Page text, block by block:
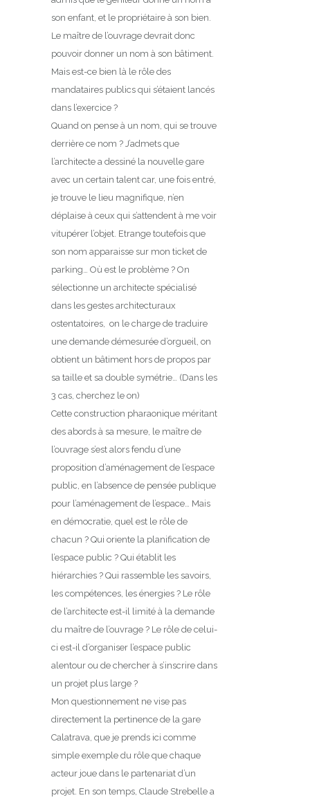
son enfant, et le propriétaire à son bien.
Le maître de l’ouvrage devrait donc
pouvoir donner un nom à son bâtiment.
Mais est-ce bien là le rôle des
mandataires publics qui s’étaient lancés
dans l’exercice ?
Quand on pense à un nom, qui se trouve
derrière ce nom ? J’admets que
l’architecte a dessiné la nouvelle gare
avec un certain talent car, une fois entré,
je trouve le lieu magnifique, n’en
déplaise à ceux qui s’attendent à me voir
vitupérer l’objet. Etrange toutefois que
son nom apparaisse sur mon ticket de
parking… Où est le problème ? On
sélectionne un architecte spécialisé
dans les gestes architecturaux
ostentatoires, on le charge de traduire
une demande démesurée d’orgueil, on
obtient un bâtiment hors de propos par
sa taille et sa double symétrie… (Dans les
3 cas, cherchez le on)
Cette construction pharaonique méritant
des abords à sa mesure, le maître de
l’ouvrage s’est alors fendu d’une
proposition d’aménagement de l’espace
public, en l’absence de pensée publique
pour l’aménagement de l’espace… Mais
en démocratie, quel est le rôle de
chacun ? Qui oriente la planification de
l’espace public ? Qui établit les
hiérarchies ? Qui rassemble les savoirs,
les compétences, les énergies ? Le rôle
de l’architecte est-il limité à la demande
du maître de l’ouvrage ? Le rôle de celui-
ci est-il d’organiser l’espace public
alentour ou de chercher à s’inscrire dans
un projet plus large ?
Mon questionnement ne vise pas
directement la pertinence de la gare
Calatrava, que je prends ici comme
simple exemple du rôle que chaque
acteur joue dans le partenariat d’un
projet. En son temps, Claude Strebelle a